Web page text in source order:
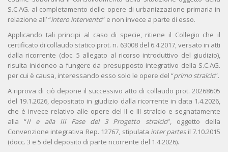
S.C.AG. al completamento delle opere di urbanizzazione primaria in
relazione all’ “intero intervento” e non invece a parte di esso.
Applicando tali principi al caso di specie, ritiene il Collegio che il
certificato di collaudo statico prot. n. 63008 del 6.4.2017, versato in atti
dalla ricorrente (doc. 5 allegato al ricorso introduttivo del giudizio),
risulta inidoneo a fungere da presupposto integrativo della S.C.AG.
per cui è causa, interessando esso solo le opere del “primo stralcio”.
A riprova di ciò depone il successivo atto di collaudo prot. 20268605
del 19.1.2026, depositato in giudizio dalla ricorrente in data 1.4.2026,
che è invece relativo alle opere del II e III stralcio e segnatamente
alla “II e alla III Fase del 3 Progetto stralcio”, oggetto della
Convenzione integrativa Rep. 12767, stipulata inter partesil 7.10.2015
(docc. 3 e 5 del deposito di parte ricorrente del 1.4.2026).